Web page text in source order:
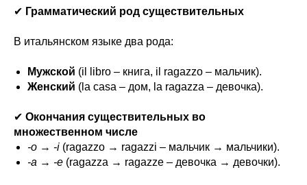
✔ Грамматический род существительных
В итальянском языке два рода:
Мужской (il libro – книга, il ragazzo – мальчик).
Женский (la casa – дом, la ragazza – девочка).
✔ Окончания существительных во
множественном числе
-o → -i (ragazzo → ragazzi – мальчик → мальчики).
-a → -e (ragazza → ragazze – девочка → девочки).